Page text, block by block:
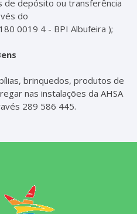
de depósito ou transferência
do
0019 4 - BPI Albufeira );
brinquedos, produtos de
nas instalações da AHSA
289 586 445.